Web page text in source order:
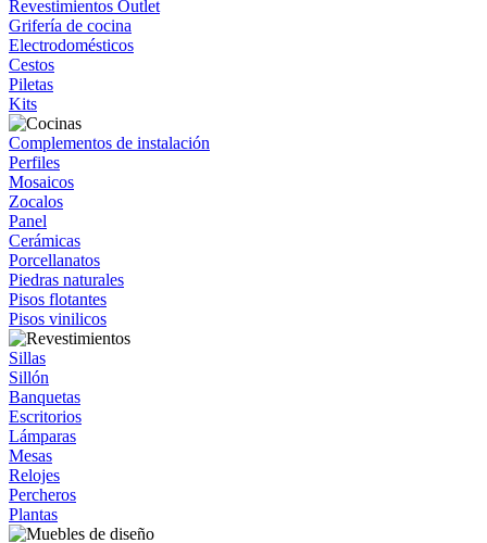
Revestimientos Outlet
Grifería de cocina
Electrodomésticos
Cestos
Piletas
Kits
Complementos de instalación
Perfiles
Mosaicos
Zocalos
Panel
Cerámicas
Porcellanatos
Piedras naturales
Pisos flotantes
Pisos vinilicos
Sillas
Sillón
Banquetas
Escritorios
Lámparas
Mesas
Relojes
Percheros
Plantas